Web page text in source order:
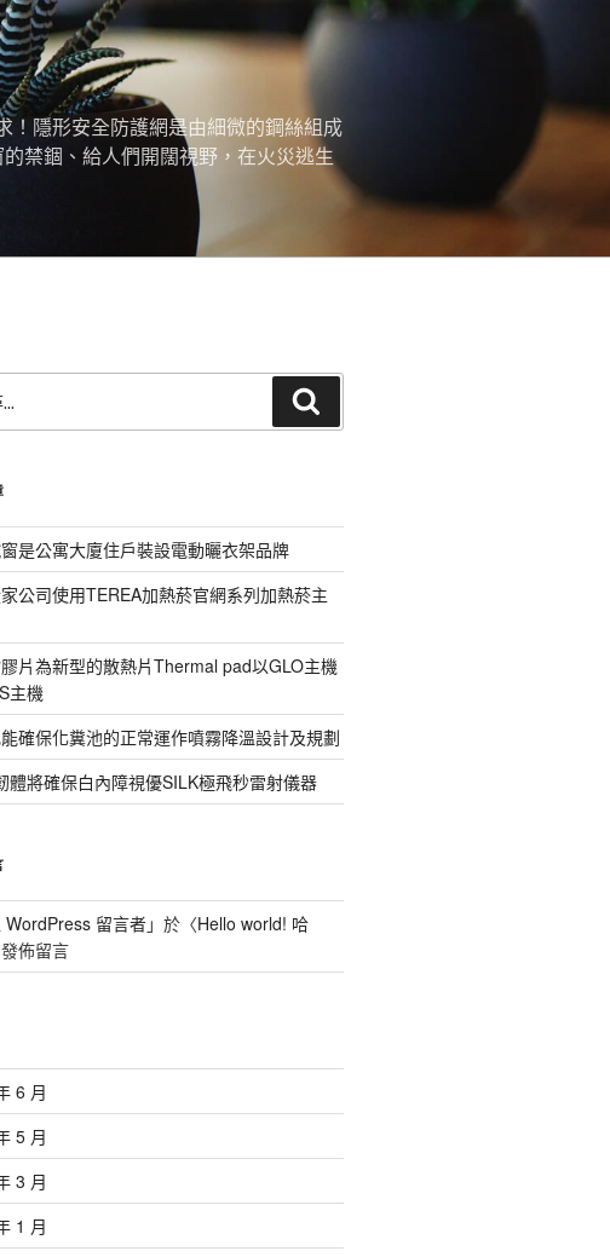
！隱形安全防護網是由細微的鋼絲組成
禁錮、給人們開闊視野，在火災逃生
尋
是公寓大廈住戶裝設電動曬衣架品牌
公司使用TEREA加熱菸官網系列加熱菸主
片為新型的散熱片Thermal pad以GLO主機
主機
確保化糞池的正常運作噴霧降溫設計及規劃
體將確保白內障視優SILK極飛秒雷射儀器
WordPress 留言者」於〈Hello world! 哈
佈留言
6 月
5 月
3 月
1 月